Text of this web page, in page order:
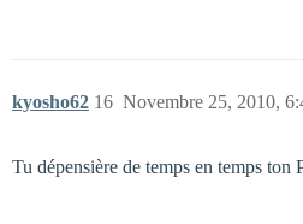
kyosho62 Novembre 25, 2010,
16
Tu dépensière de temps en temps ton